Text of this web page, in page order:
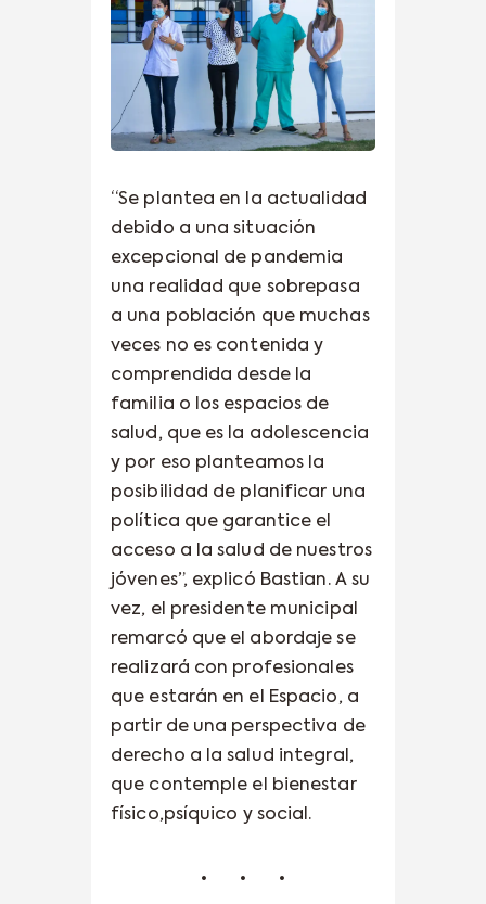
“Se plantea en la actualidad
debido a una situación
excepcional de pandemia
una realidad que sobrepasa
a una población que muchas
veces no es contenida y
comprendida desde la
familia o los espacios de
salud, que es la adolescencia
y por eso planteamos la
posibilidad de planificar una
política que garantice el
acceso a la salud de nuestros
jóvenes”, explicó Bastian. A su
vez, el presidente municipal
remarcó que el abordaje se
realizará con profesionales
que estarán en el Espacio, a
partir de una perspectiva de
derecho a la salud integral,
que contemple el bienestar
físico,psíquico y social.